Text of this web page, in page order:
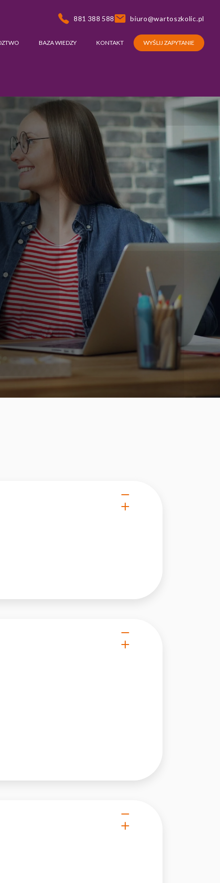
881 388 588 biuro@wartoszkolic.pl
BAZA WIEDZY KONTAKT WYŚLIJ ZAPYTANIE